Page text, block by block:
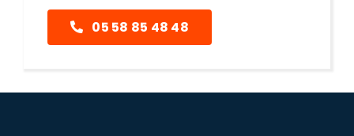
05 58 85 48 48